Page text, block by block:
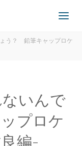
う？ 鉛筆キャップロケ
いんで
プロケ
編-